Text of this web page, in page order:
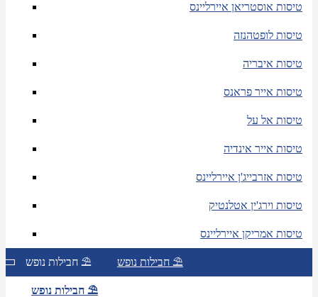
טיסות אוסטריאן איירליינס
טיסות לופטהנזה
טיסות איבריה
טיסות אייר פראנס
טיסות אל על
טיסות אייר אינדיה
טיסות אזרבייג'ן איירליינס
טיסות וירג'ין אטלנטיק
טיסות אמריקן איירליינס
חבילות נופש ⛱ חבילות נופש ⛱
חבילות נופש ⛱